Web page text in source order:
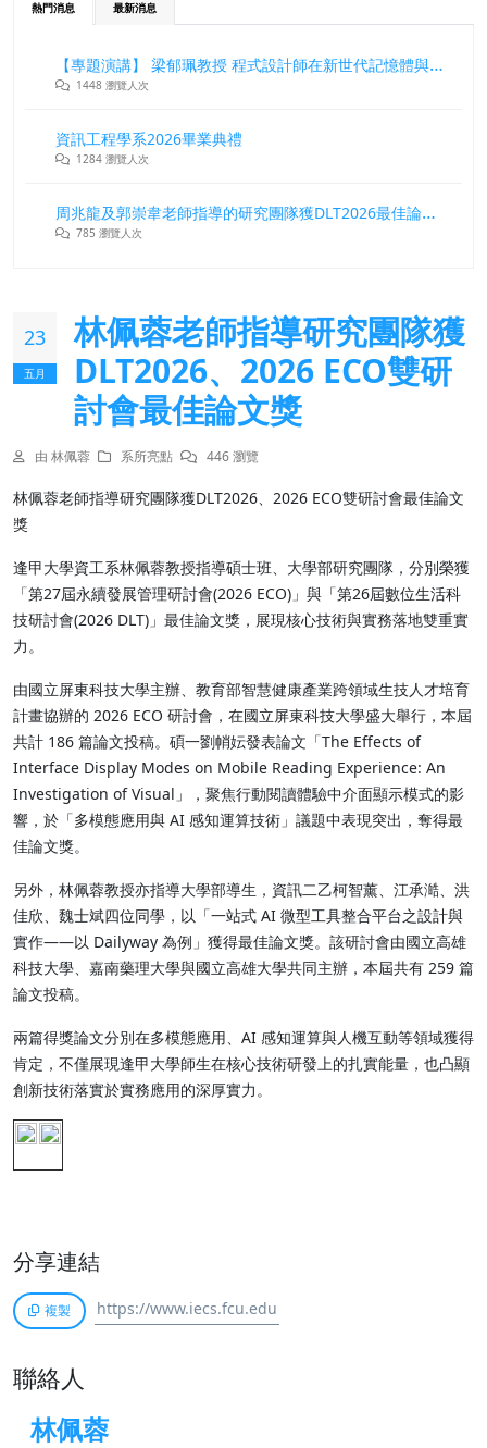
熱門消息 最新消息
【專題演講】 梁郁珮教授 程式設計師在新世代記憶體與儲存系統中的角色與挑戰
1448 瀏覽人次
資訊工程學系2026畢業典禮
1284 瀏覽人次
周兆龍及郭崇韋老師指導的研究團隊獲DLT2026最佳論文獎
785 瀏覽人次
23
五月
林佩蓉老師指導研究團隊獲
DLT2026、2026 ECO雙研
討會最佳論文獎
由 林佩蓉 系所亮點 446 瀏覽
林佩蓉老師指導研究團隊獲DLT2026、2026 ECO雙研討會最佳論文
獎
逢甲大學資工系林佩蓉教授指導碩士班、大學部研究團隊，分別榮獲
「第27屆永續發展管理研討會(2026 ECO)」與「第26屆數位生活科
技研討會(2026 DLT)」最佳論文獎，展現核心技術與實務落地雙重實
力。
由國立屏東科技大學主辦、教育部智慧健康產業跨領域生技人才培育
計畫協辦的 2026 ECO 研討會，在國立屏東科技大學盛大舉行，本屆
共計 186 篇論文投稿。碩一劉帩妘發表論文「The Effects of
Interface Display Modes on Mobile Reading Experience: An
Investigation of Visual」，聚焦行動閱讀體驗中介面顯示模式的影
響，於「多模態應用與 AI 感知運算技術」議題中表現突出，奪得最
佳論文獎。
另外，林佩蓉教授亦指導大學部導生，資訊二乙柯智薰、江承澔、洪
佳欣、魏士斌四位同學，以「一站式 AI 微型工具整合平台之設計與
實作——以 Dailyway 為例」獲得最佳論文獎。該研討會由國立高雄
科技大學、嘉南藥理大學與國立高雄大學共同主辦，本屆共有 259 篇
論文投稿。
兩篇得獎論文分別在多模態應用、AI 感知運算與人機互動等領域獲得
肯定，不僅展現逢甲大學師生在核心技術研發上的扎實能量，也凸顯
創新技術落實於實務應用的深厚實力。
分享連結
複製
聯絡人
林佩蓉